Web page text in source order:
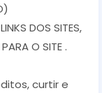
DOS SITES,
O SITE .
curtir e